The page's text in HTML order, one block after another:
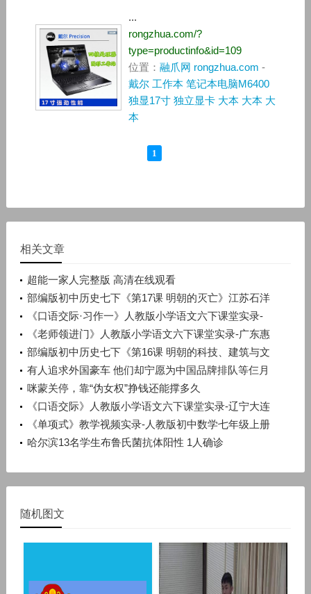
...
rongzhua.com/?
type=productinfo&id=109
位置： 融爪网 rongzhua.com -
戴尔 工作本 笔记本电脑M6400
独显17寸 独立显卡 大本 大本 大
本
1
相关文章
超能一家人完整版 高清在线观看
部编版初中历史七下《第17课 明朝的灭亡》江苏石洋
洋
《口语交际·习作一》人教版小学语文六下课堂实录-
广西梧州市_蒙山县-潘少丽
《老师领进门》人教版小学语文六下课堂实录-广东惠
州市_惠阳区-许晓云
部编版初中历史七下《第16课 明朝的科技、建筑与文
学》辽宁孙浩
有人追求外国豪车 他们却宁愿为中国品牌排队等仨月
咪蒙关停，靠“伪女权”挣钱还能撑多久
《口语交际》人教版小学语文六下课堂实录-辽宁大连
市_旅顺口区-宋晨溪
《单项式》教学视频实录-人教版初中数学七年级上册
哈尔滨13名学生布鲁氏菌抗体阳性 1人确诊
随机图文